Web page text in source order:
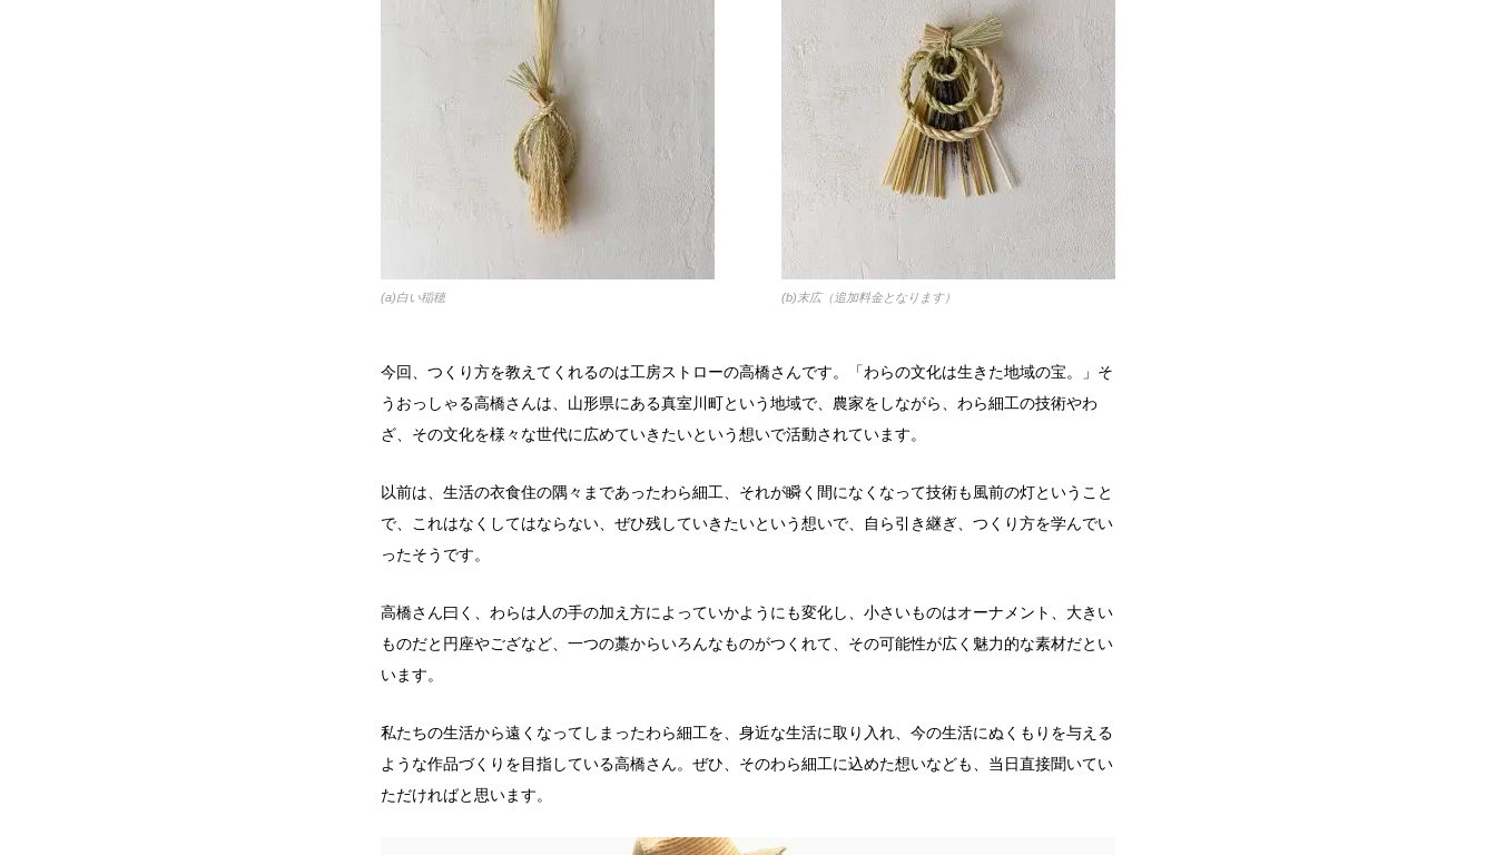
(a)白い稲穂 (b)末広（追加料金となります）
今回、つくり方を教えてくれるのは工房ストローの高橋さんです。「わらの文化は生きた地域の宝。」そ
うおっしゃる高橋さんは、山形県にある真室川町という地域で、農家をしながら、わら細工の技術やわ
ざ、その文化を様々な世代に広めていきたいという想いで活動されています。
以前は、生活の衣食住の隅々まであったわら細工、それが瞬く間になくなって技術も風前の灯ということ
で、これはなくしてはならない、ぜひ残していきたいという想いで、自ら引き継ぎ、つくり方を学んでい
ったそうです。
高橋さん曰く、わらは人の手の加え方によっていかようにも変化し、小さいものはオーナメント、大きい
ものだと円座やござなど、一つの藁からいろんなものがつくれて、その可能性が広く魅力的な素材だとい
います。
私たちの生活から遠くなってしまったわら細工を、身近な生活に取り入れ、今の生活にぬくもりを与える
ような作品づくりを目指している高橋さん。ぜひ、そのわら細工に込めた想いなども、当日直接聞いてい
ただければと思います。